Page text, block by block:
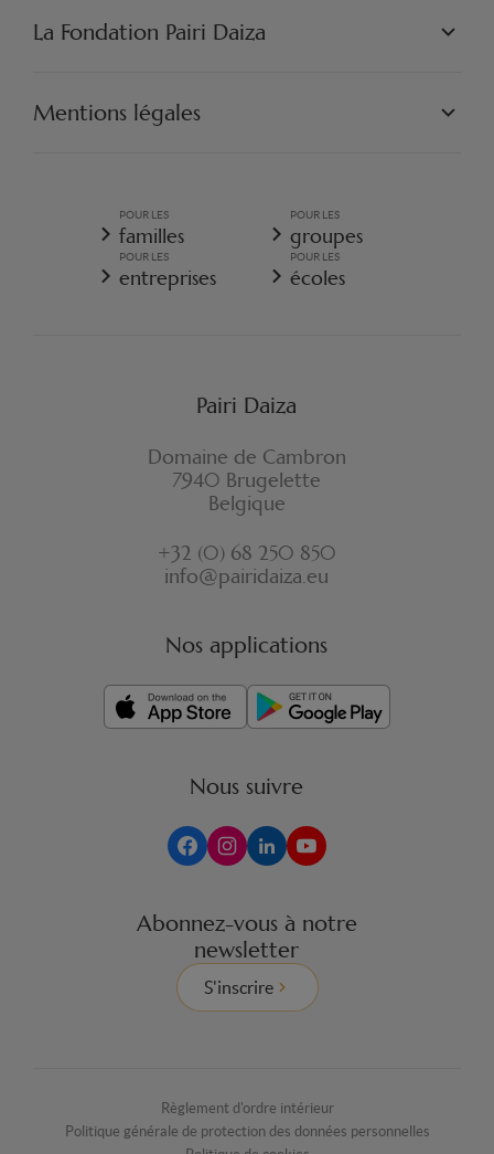
ARTISTIQUE
PAIRI DAIZA EXPÉRIENCES
PAIRI DAIZA RESORT
La Fondation Pairi Daiza
NOS PROJETS
ENGAGEZ-VOUS
Mentions légales
CONDITIONS GÉNÉRALES DE VENTE - RESORT
POLITIQUE DE COOKIES
RÈGLEMENT D'ORDRE INTÉRIEUR
ASSURANCE ANNULATION RESORT
POUR LES
familles
POUR LES
groupes
POUR LES
entreprises
POUR LES
écoles
Pairi Daiza
Domaine de Cambron
7940 Brugelette
Belgique
+32 (0) 68 250 850
info@pairidaiza.eu
Nos applications
Nous suivre
Abonnez-vous à notre
newsletter
S'inscrire
Règlement d'ordre intérieur
Politique générale de protection des données personnelles